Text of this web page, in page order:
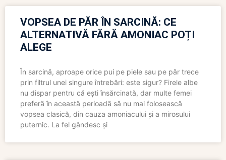
VOPSEA DE PĂR ÎN SARCINĂ: CE
ALTERNATIVĂ FĂRĂ AMONIAC POȚI
ALEGE
În sarcină, aproape orice pui pe piele sau pe păr trece
prin filtrul unei singure întrebări: este sigur? Firele albe
nu dispar pentru că ești însărcinată, dar multe femei
preferă în această perioadă să nu mai folosească
vopsea clasică, din cauza amoniacului și a mirosului
puternic. La fel gândesc și